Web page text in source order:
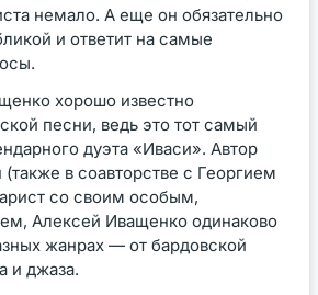
немало. А еще он обязательно
и ответит на самые
хорошо известно
песни, ведь это тот самый
дуэта «Иваси». Автор
в соавторстве с Георгием
со своим особым,
Алексей Иващенко одинаково
жанрах — от бардовской
и джаза.